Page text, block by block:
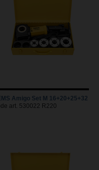
Amigo Set M 16+20+25+32
art. 530022 R220